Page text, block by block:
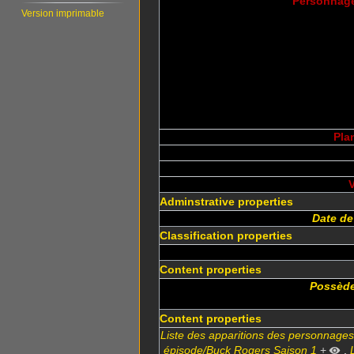
Adminstrative properties
Date
Classification properties
Content properties
Content properties
Liste des apparitions des
épisode/Buck Rogers Saison 1 + ,
Version imprimable